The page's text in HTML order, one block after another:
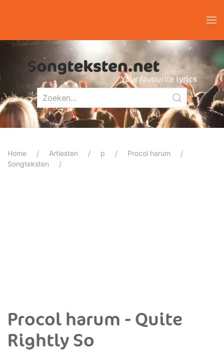
Home Artiesten p
Procol harum
Songteksten
Procol harum - Quite
Rightly So